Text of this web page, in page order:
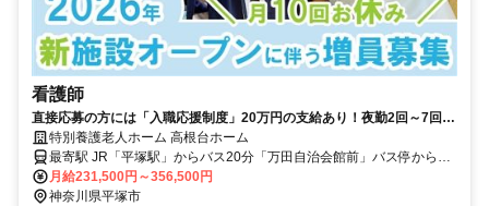
看護師
直接応募の方には「入職応援制度」20万円の支給あり！夜勤2回～7回で
相談可★賞与年3回♪年間休日120日＆月10日休み◎【平塚市・平塚駅、
特別養護老人ホーム、看護師、正職員】
特別養護老人ホーム 高根台ホーム
最寄駅 JR「平塚駅」からバス20分「万田自治会館前」バス停から徒
歩5分、または車15分
月給231,500円～356,500円
神奈川県平塚市